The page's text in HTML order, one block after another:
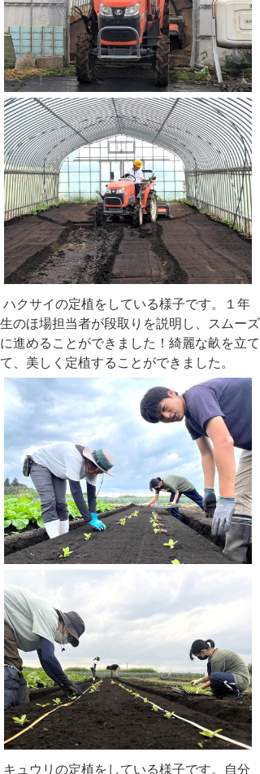
ハクサイの定植をしている様子です。１年
生のほ場担当者が段取りを説明し、スムーズ
に進めることができました！綺麗な畝を立て
て、美しく定植することができました。
キュウリの定植をしている様子です。自分